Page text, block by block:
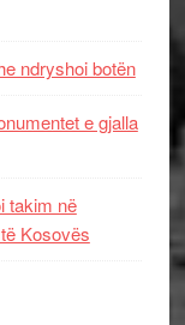
ndryshoi botën
e gjalla
takim në
Kosovës